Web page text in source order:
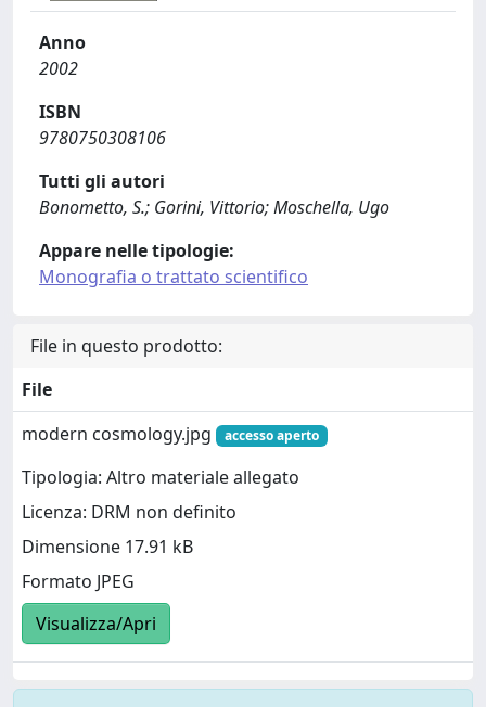
Anno
2002
ISBN
9780750308106
Tutti gli autori
Bonometto, S.; Gorini, Vittorio; Moschella, Ugo
Appare nelle tipologie:
Monografia o trattato scientifico
File in questo prodotto:
File
modern cosmology.jpg
accesso aperto
Tipologia: Altro materiale allegato
Licenza: DRM non definito
Dimensione 17.91 kB
Formato JPEG
Visualizza/Apri